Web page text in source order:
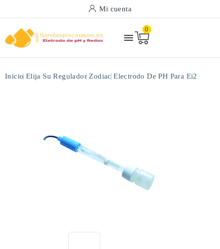
Mi cuenta

0
Inicio Elija Su Regulador Zodiac Electrodo De PH Para Ei2